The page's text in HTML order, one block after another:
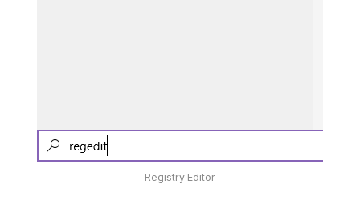
Registry Editor